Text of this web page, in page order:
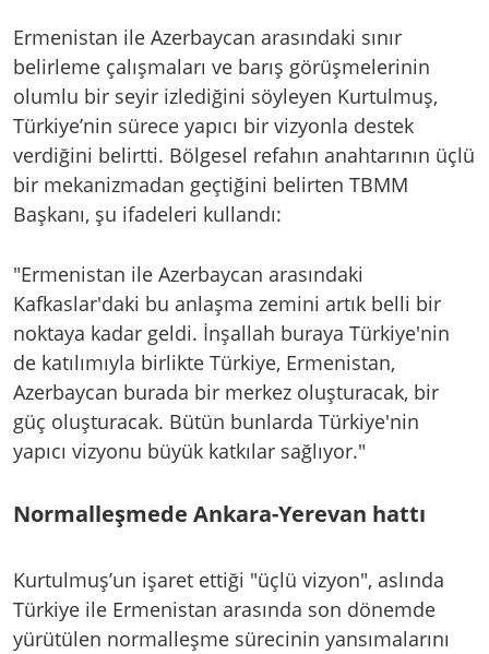
Ermenistan ile Azerbaycan arasındaki sınır
belirleme çalışmaları ve barış görüşmelerinin
olumlu bir seyir izlediğini söyleyen Kurtulmuş,
Türkiye’nin sürece yapıcı bir vizyonla destek
verdiğini belirtti. Bölgesel refahın anahtarının üçlü
bir mekanizmadan geçtiğini belirten TBMM
Başkanı, şu ifadeleri kullandı:
"Ermenistan ile Azerbaycan arasındaki
Kafkaslar'daki bu anlaşma zemini artık belli bir
noktaya kadar geldi. İnşallah buraya Türkiye'nin
de katılımıyla birlikte Türkiye, Ermenistan,
Azerbaycan burada bir merkez oluşturacak, bir
güç oluşturacak. Bütün bunlarda Türkiye'nin
yapıcı vizyonu büyük katkılar sağlıyor."
Normalleşmede Ankara-Yerevan hattı
Kurtulmuş’un işaret ettiği "üçlü vizyon", aslında
Türkiye ile Ermenistan arasında son dönemde
yürütülen normalleşme sürecinin yansımalarını